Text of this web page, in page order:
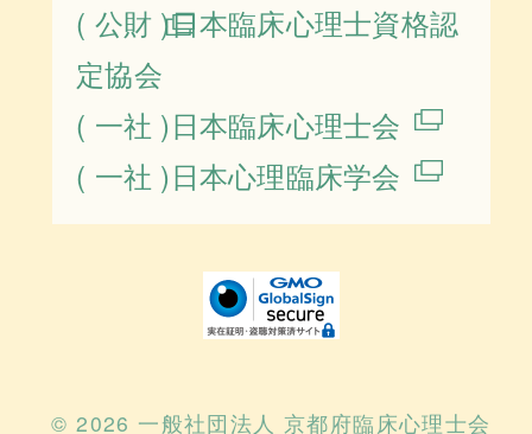
( 公財 )日本臨床心理士資格認
定協会
( 一社 )日本臨床心理士会
( 一社 )日本心理臨床学会
© 2026 一般社団法人 京都府臨床心理士会